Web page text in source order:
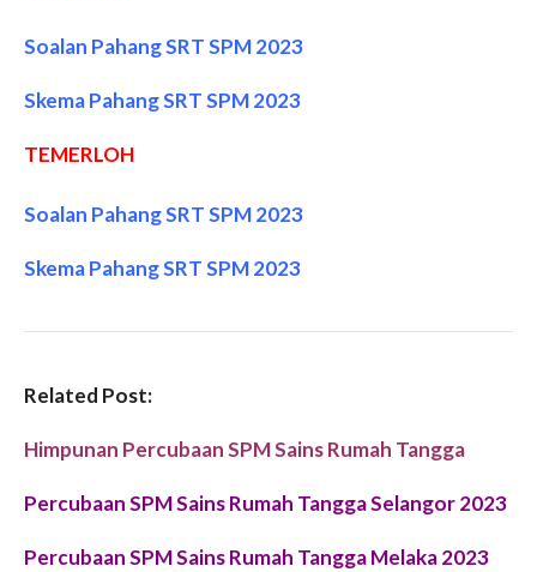
Soalan Pahang SRT SPM 2023
Skema PahangSRT SPM 2023
TEMERLOH
Soalan Pahang SRT SPM 2023
Skema PahangSRT SPM 2023
Related Post:
Himpunan Percubaan SPM Sains Rumah Tangga
Percubaan SPM Sains Rumah Tangga Selangor 2023
Percubaan SPM Sains Rumah Tangga Melaka 2023